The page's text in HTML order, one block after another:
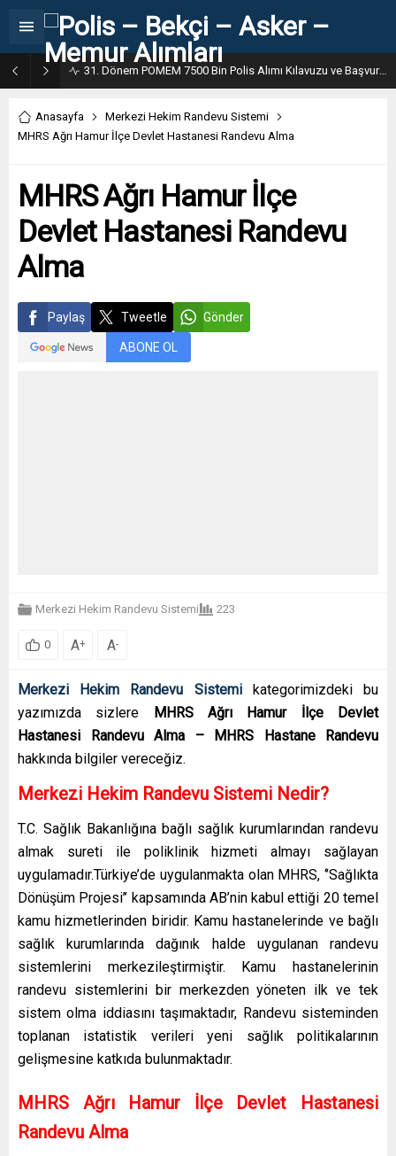
31. Dönem POMEM 7500 Bin Polis Alımı Kılavuzu ve Başvuru Ekranı
Anasayfa
Merkezi Hekim Randevu Sistemi
MHRS Ağrı Hamur İlçe Devlet Hastanesi Randevu Alma
MHRS Ağrı Hamur İlçe
Devlet Hastanesi Randevu
Alma
Paylaş Tweetle Gönder
ABONE OL
Merkezi Hekim Randevu Sistemi 223
0 A+ A-
Merkezi Hekim Randevu Sistemikategorimizdeki bu
yazımızda sizlere MHRS Ağrı Hamur İlçe Devlet
Hastanesi Randevu Alma – MHRS Hastane Randevu
hakkında bilgiler vereceğiz.
Merkezi Hekim Randevu Sistemi Nedir?
T.C. Sağlık Bakanlığına bağlı sağlık kurumlarından randevu
almak sureti ile poliklinik hizmeti almayı sağlayan
uygulamadır.Türkiye’de uygulanmakta olan MHRS, ‘’Sağlıkta
Dönüşüm Projesi’’ kapsamında AB’nin kabul ettiği 20 temel
kamu hizmetlerinden biridir. Kamu hastanelerinde ve bağlı
sağlık kurumlarında dağınık halde uygulanan randevu
sistemlerini merkezileştirmiştir. Kamu hastanelerinin
randevu sistemlerini bir merkezden yöneten ilk ve tek
sistem olma iddiasını taşımaktadır, Randevu sisteminden
toplanan istatistik verileri yeni sağlık politikalarının
gelişmesine katkıda bulunmaktadır.
MHRS Ağrı Hamur İlçe Devlet Hastanesi
Randevu Alma